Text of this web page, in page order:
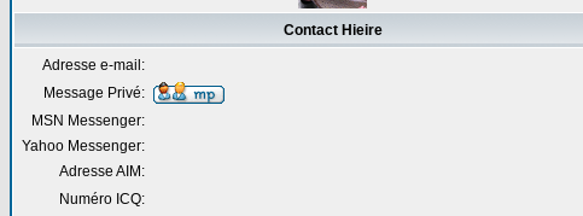
Contact Hieire
Adresse e-mail:
Message Privé:
MSN Messenger:
Yahoo Messenger:
Adresse AIM:
Numéro ICQ: